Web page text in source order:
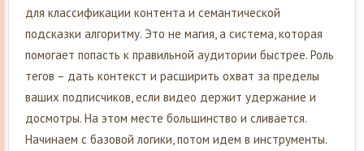
для классификации контента и семантической
подсказки алгоритму. Это не магия, а система, которая
помогает попасть к правильной аудитории быстрее. Роль
тегов – дать контекст и расширить охват за пределы
ваших подписчиков, если видео держит удержание и
досмотры. На этом месте большинство и сливается.
Начинаем с базовой логики, потом идем в инструменты.